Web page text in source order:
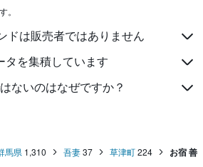
。
ドは販売者ではありません
タを集積しています
ないのはなぜですか？
馬県 1,310 吾妻 37 草津町 224 お宿 善